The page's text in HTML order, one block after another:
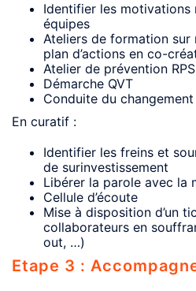
Identifier les motivations
équipes
Ateliers de formation sur
plan d’actions en co-
Atelier de prévention RPS
Démarche QVT
Conduite du changement
En curatif :
Identifier les freins et
de surinvestissement
Libérer la parole avec la
Cellule d’écoute
Mise à disposition d’un
collaborateurs en
out, …)
Etape 3 :